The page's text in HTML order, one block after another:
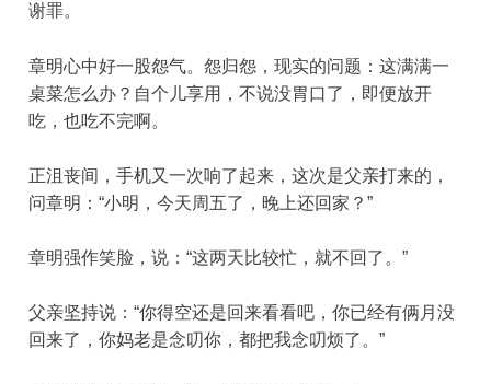
谢罪。
章明心中好一股怨气。怨归怨，现实的问题：这满满一
桌菜怎么办？自个儿享用，不说没胃口了，即便放开
吃，也吃不完啊。
正沮丧间，手机又一次响了起来，这次是父亲打来的，
问章明：“小明，今天周五了，晚上还回家？”
章明强作笑脸，说：“这两天比较忙，就不回了。”
父亲坚持说：“你得空还是回来看看吧，你已经有俩月没
回来了，你妈老是念叨你，都把我念叨烦了。”